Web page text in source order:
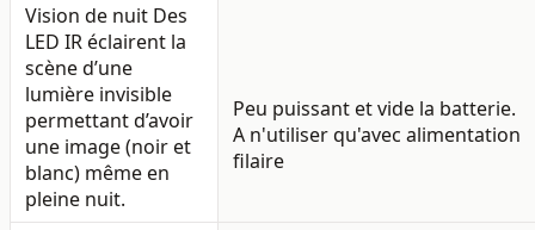
Vision de nuit Des
LED IR éclairent la
scène d’une
lumière invisible
permettant d’avoir
une image (noir et
blanc) même en
pleine nuit.
Peu puissant et vide la batterie.
A n'utiliser qu'avec alimentation
filaire